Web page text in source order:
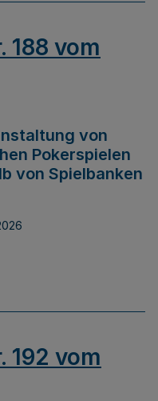
188 vom
von
Pokerspielen
von Spielbanken
192 vom